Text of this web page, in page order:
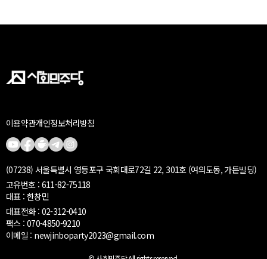
이용약관개인정보처리방침
(07238) 서울특별시 영등포구 국회대로72길 22, 301호 (여의도동, 가든빌딩)
고유번호 : 611-82-75118
대표 : 한창민
대표전화 : 02-312-0410
팩스 : 070-4850-9210
이메일 : newjinboparty2023@gmail.com